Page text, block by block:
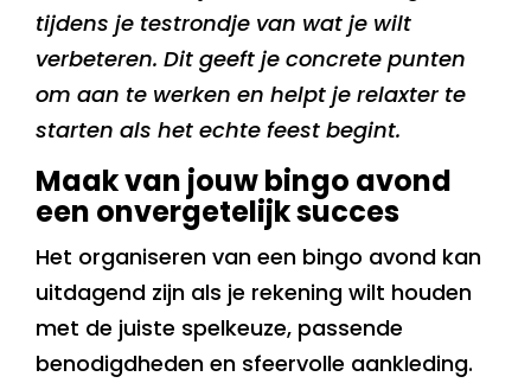
tijdens je testrondje van wat je wilt
verbeteren. Dit geeft je concrete punten
om aan te werken en helpt je relaxter te
starten als het echte feest begint.
Maak van jouw bingo avond
een onvergetelijk succes
Het organiseren van een bingo avond kan
uitdagend zijn als je rekening wilt houden
met de juiste spelkeuze, passende
benodigdheden en sfeervolle aankleding.